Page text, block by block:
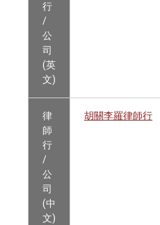
行
/
公
司
(英
文)
律
師
行
/
公
司
(中
文)
胡關李羅律師行